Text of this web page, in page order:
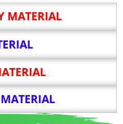
MATERIAL